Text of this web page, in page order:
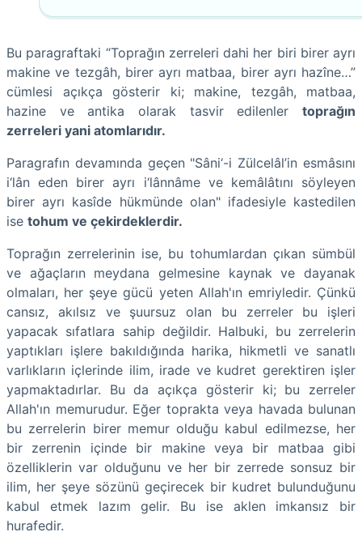
Bu paragraftaki “Toprağın zerreleri dahi her biri birer ayrı
makine ve tezgâh, birer ayrı matbaa, birer ayrı hazîne…”
cümlesi açıkça gösterir ki; makine, tezgâh, matbaa,
hazine ve antika olarak tasvir edilenler toprağın
zerreleri yani atomlarıdır.
Paragrafın devamında geçen "Sâni‘-i Zülcelâl’in esmâsını
i‘lân eden birer ayrı i‘lânnâme ve kemâlâtını söyleyen
birer ayrı kasîde hükmünde olan" ifadesiyle kastedilen
ise tohum ve çekirdeklerdir.
Toprağın zerrelerinin ise, bu tohumlardan çıkan sümbül
ve ağaçların meydana gelmesine kaynak ve dayanak
olmaları, her şeye gücü yeten Allah'ın emriyledir. Çünkü
cansız, akılsız ve şuursuz olan bu zerreler bu işleri
yapacak sıfatlara sahip değildir. Halbuki, bu zerrelerin
yaptıkları işlere bakıldığında harika, hikmetli ve sanatlı
varlıkların içlerinde ilim, irade ve kudret gerektiren işler
yapmaktadırlar. Bu da açıkça gösterir ki; bu zerreler
Allah'ın memurudur. Eğer toprakta veya havada bulunan
bu zerrelerin birer memur olduğu kabul edilmezse, her
bir zerrenin içinde bir makine veya bir matbaa gibi
özelliklerin var olduğunu ve her bir zerrede sonsuz bir
ilim, her şeye sözünü geçirecek bir kudret bulunduğunu
kabul etmek lazım gelir. Bu ise aklen imkansız bir
hurafedir.